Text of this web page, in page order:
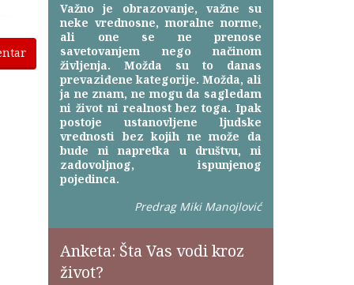
Važno je obrazovanje, važne su
neke vrednosne, moralne norme,
ali one se ne prenose
savetovanjem nego načinom
življenja. Možda su to danas
prevaziđene kategorije. Možda, ali
ja ne znam, ne mogu da sagledam
ni život ni realnost bez toga. Ipak
postoje ustanovljene ljudske
vrednosti bez kojih ne može da
bude ni napretka u društvu, ni
zadovoljnog, ispunjenog
pojedinca.
Predrag Miki Manojlović
Anketa: Šta Vas vodi kroz
život?